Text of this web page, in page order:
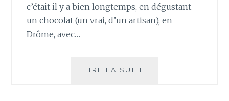
c’était il y a bien longtemps, en dégustant
un chocolat (un vrai, d’un artisan), en
Drôme, avec…
LIRE LA SUITE